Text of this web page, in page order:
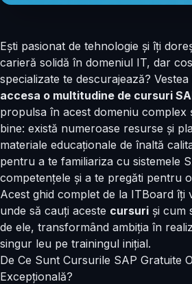
Ești pasionat de tehnologie și îți
carieră solidă în domeniul IT, dar
specializate te descurajează?
accesa o multitudine de cursuri
propulsa în acest domeniu complex
bine: există numeroase resurse și
materiale educaționale de înaltă
pentru a te familiariza cu sistemele
competențele și a te pregăti pentru
Acest ghid complet de la ITBoard îți
unde să cauți aceste cursuri și cum
de ele, transformând ambiția în
singur leu pe trainingul inițial.
De Ce Sunt Cursurile SAP Gratuite
Excepțională?